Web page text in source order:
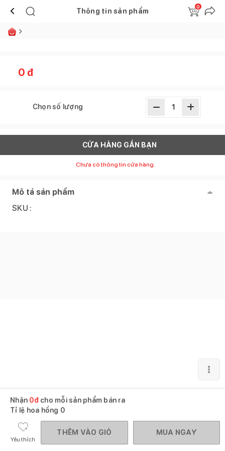
Thông tin sản phẩm
0
0 đ
Chọn số lượng
CỬA HÀNG GẦN BẠN
Chưa có thông tin cửa hàng.
Mô tả sản phẩm
SKU :
Nhận 0đcho mỗi sản phẩm bán ra
Tỉ lệ hoa hồng 0
Yêu thích
THÊM VÀO GIỎ MUA NGAY